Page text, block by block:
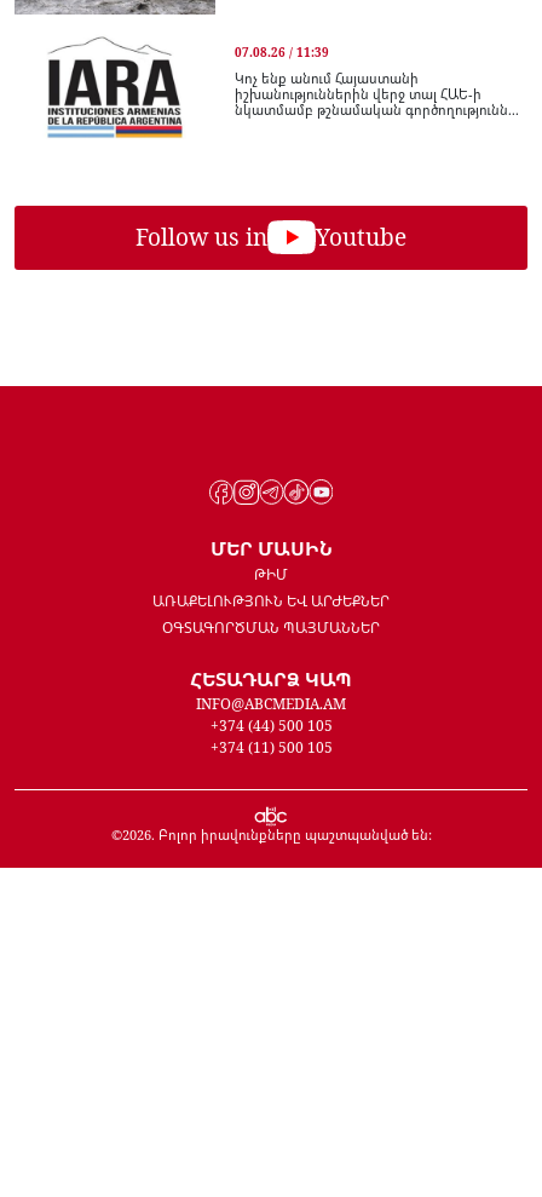
07.08.26 / 11:39
Կոչ ենք անում Հայաստանի
իշխանություններին վերջ տալ ՀԱԵ-ի
նկատմամբ թշնամական գործողությունն...
Follow us in Youtube
ՄԵՐ ՄԱՍԻՆ
ԹԻՄ
ԱՌԱՔԵԼՈՒԹՅՈՒՆ ԵՎ ԱՐԺԵՔՆԵՐ
ՕԳՏԱԳՈՐԾՄԱՆ ՊԱՅՄԱՆՆԵՐ
ՀԵՏԱԴԱՐՁ ԿԱՊ
INFO@ABCMEDIA.AM
+374 (44) 500 105
+374 (11) 500 105
©2026. Բոլոր իրավունքները պաշտպանված են: